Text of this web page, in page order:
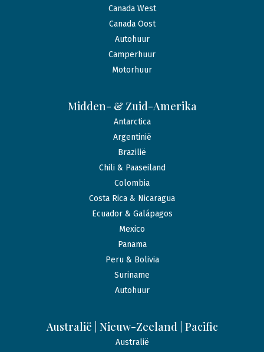
Canada West
Canada Oost
Autohuur
Camperhuur
Motorhuur
Midden- & Zuid-Amerika
Antarctica
Argentinië
Brazilië
Chili & Paaseiland
Colombia
Costa Rica & Nicaragua
Ecuador & Galápagos
Mexico
Panama
Peru & Bolivia
Suriname
Autohuur
Australië | Nieuw-Zeeland | Pacific
Australië